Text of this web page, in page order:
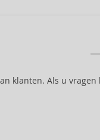
klanten. Als u vragen